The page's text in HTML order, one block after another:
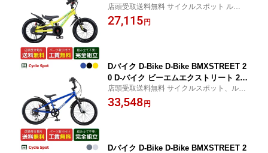
14 Dバイク マスター フィット 14 14イ
ンチ D-Bike 2歳〜4歳 [D-BIKE Master F
店頭受取送料無料 サイクルスポット ルサイ
ク店舗受取指定で防犯登録可・盗難補償に
加入可・即乗車可・不要車引取可
27,115円
Dバイク D-Bike D-Bike BMXSTREET 2
0 D-バイク ビーエムエクストリート 20
男の子 キッズ 子供用 自転車 20インチ 6
歳〜10歳 6段変速 [D-Bike BMXSTREET
店頭受取送料無料 サイクルスポット、ルサ
イク店舗受取指定で、防犯登録可・盗難補
償に加入可・即乗車可・不要車引取可
33,548円
Dバイク D-Bike D-Bike BMXSTREET 2